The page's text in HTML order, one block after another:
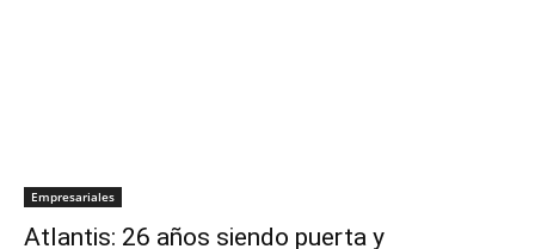
Empresariales
Atlantis: 26 años siendo puerta y